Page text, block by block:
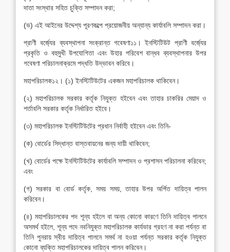
দাতা সংস্থার সহিত চুক্তি সম্পাদন করা;
(ভ) এই আইনের উদ্দেশ্য পূরণকল্পে প্রয়োজনীয় অন্যান্য কার্যাবলি সম্পাদন করা।
প্রাণী বর্জ্যের ব্যবস্থাপনা সংক্রান্ত গবেষণা১১। ইনস্টিটিউট প্রাণী বর্জ্যের
প্রকৃতি ও বহুমুখী উপযোগিতা এবং উহার পরিবেশ বান্ধব ব্যবস্থাপনার উপর
গবেষণা পরিচালনাক্রমে পদ্ধতি উদ্ভাবন করিবে।
মহাপরিচালক১২। (১) ইনস্টিটিউটের একজন মহাপরিচালক থাকিবেন।
(২) মহাপরিচালক সরকার কর্তৃক নিযুক্ত হইবেন এবং তাহার চাকরির মেয়াদ ও
শর্তাবলি সরকার কর্তৃক নির্ধারিত হইবে।
(৩) মহাপরিচালক ইনস্টিটিউটের প্রধান নির্বাহী হইবেন এবং তিনি-
(ক) বোর্ডের সিদ্ধান্ত বাস্তবায়নের জন্য দায়ী থাকিবেন;
(খ) বোর্ডের পক্ষে ইনস্টিটিউটের কার্যাবলি সম্পাদন ও প্রশাসন পরিচালনা করিবেন;
এবং
(গ) সরকার বা বোর্ড কর্তৃক, সময় সময়, তাহার উপর অর্পিত দায়িত্ব পালন
করিবেন।
(৪) মহাপরিচালকের পদ শূন্য হইলে বা অন্য কোনো কারণে তিনি দায়িত্ব পালনে
অসমর্থ হইলে, শূন্য পদে নবনিযুক্ত মহাপরিচালক কার্যভার গ্রহণ না করা পর্যন্ত বা
তিনি পুনরায় স্বীয় দায়িত্ব পালনে সমর্থ না হওয়া পর্যন্ত সরকার কর্তৃক নিযুক্ত
কোনো ব্যক্তি মহাপরিচালকের দায়িত্ব পালন করিবেন।